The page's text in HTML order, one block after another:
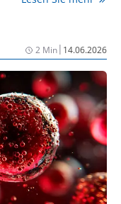
2 Min| 14.06.2026